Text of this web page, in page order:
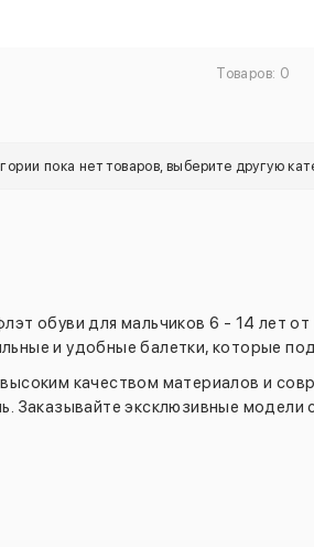
Товаров: 0
пока нет товаров, выберите другую
обуви для мальчиков 6 - 14 лет
и удобные балетки, которые
качеством материалов и
Заказывайте эксклюзивные модели